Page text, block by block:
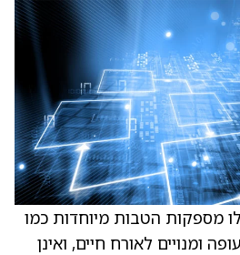
מספקות הטבות מיוחדות כמו
ומנויים לאורח חיים, ואינן